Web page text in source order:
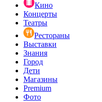
Кино
Концерты
Театры
Рестораны
Выставки
Знания
Город
Дети
Магазины
Premium
Фото